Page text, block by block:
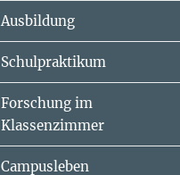
Ausbildung
Schulpraktikum
Forschung im
Klassenzimmer
Campusleben